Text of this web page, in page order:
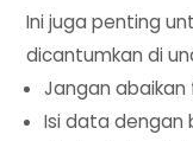
Ini juga penting
dicantumkan di
Jangan abaikan
Isi data dengan